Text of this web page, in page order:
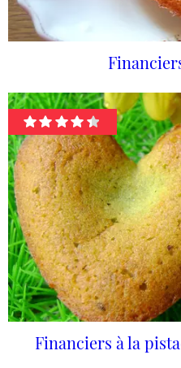
Financiers à la